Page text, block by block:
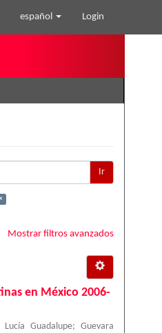
español Login
Ir
Mostrar filtros avanzados
en México 2006-
Lucía Guadalupe;Guevara